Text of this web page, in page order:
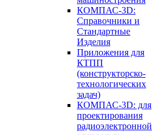
КОМПАС-3D:
Справочники и
Стандартные
Изделия
Приложения для
КТПП
(конструкторско-
технологических
задач)
КОМПАС-3D: для
проектирования
радиоэлектронной